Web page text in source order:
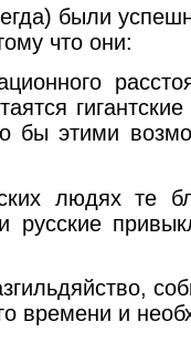
были
что они:
бы этими
людях те
русские
времени и